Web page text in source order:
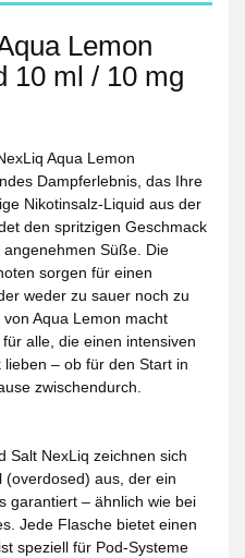
Lemon
10 ml / 10 mg
Aqua Lemon
Dampferlebnis, das Ihre
Nikotinsalz-Liquid aus der
den spritzigen Geschmack
Süße. Die
sorgen für einen
weder zu sauer noch zu
Aqua Lemon macht
alle, die einen intensiven
– ob für den Start in
zwischendurch.
Salt NexLiq zeichnen sich
(overdosed) aus, der ein
garantiert – ähnlich wie bei
Jede Flasche bietet einen
speziell für Pod-Systeme